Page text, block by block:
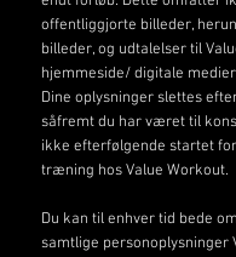
offentliggjorte billeder,
billeder, og udtalelser til
hjemmeside/ digitale
Dine oplysninger slettes
såfremt du har været til
ikke efterfølgende startet
træning hos Value Workout.
Du kan til enhver tid bede
samtlige personoplysninger